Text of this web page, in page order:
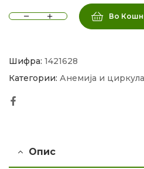
Во
Шифра: 1421628
Категории: Анемија и
Опис